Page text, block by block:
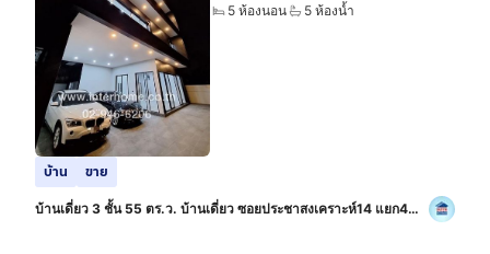
5 ห้องนอน
5 ห้องน้ำ
บ้าน ขาย
บ้านเดี่ยว 3 ชั้น 55 ตร.ว. บ้านเดี่ยว ซอยประชาสงเคราะห์14 แยก4